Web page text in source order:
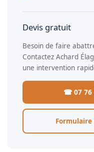
Devis gratuit
Besoin de faire
Contactez Achard
une intervention
☎ 07 76